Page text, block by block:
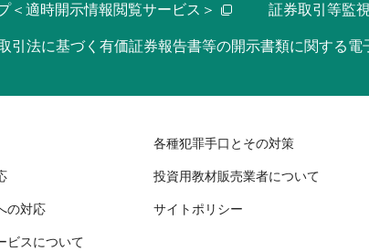
＜適時開示情報閲覧サービス＞ 証券取引等監
引法に基づく有価証券報告書等の開示書類に関する電
各種犯罪手口とその対策
投資用教材販売業者について
の対応 サイトポリシー
ビスについて